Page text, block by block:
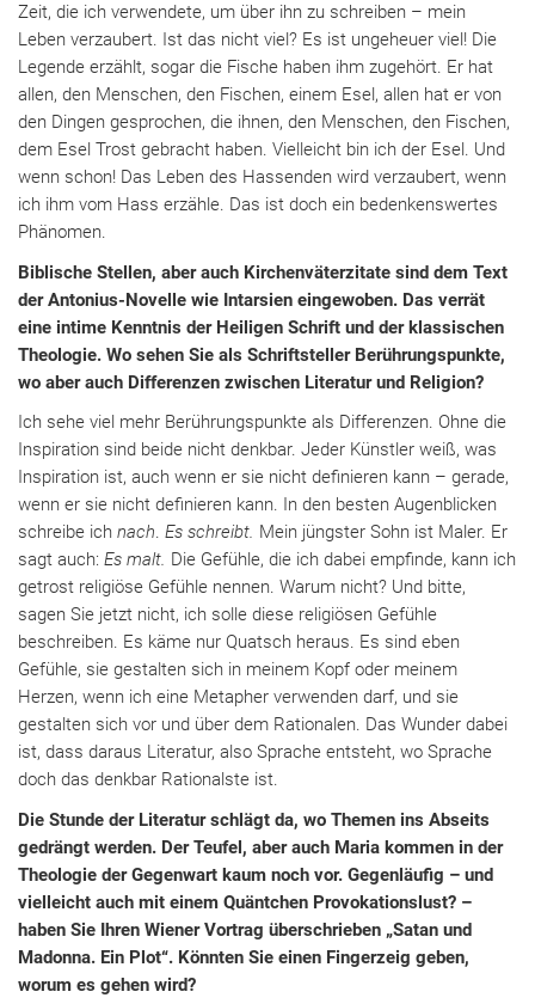
Zeit, die ich verwendete, um über ihn zu schreiben – mein
Leben verzaubert. Ist das nicht viel? Es ist ungeheuer viel! Die
Legende erzählt, sogar die Fische haben ihm zugehört. Er hat
allen, den Menschen, den Fischen, einem Esel, allen hat er von
den Dingen gesprochen, die ihnen, den Menschen, den Fischen,
dem Esel Trost gebracht haben. Vielleicht bin ich der Esel. Und
wenn schon! Das Leben des Hassenden wird verzaubert, wenn
ich ihm vom Hass erzähle. Das ist doch ein bedenkenswertes
Phänomen.
Biblische Stellen, aber auch Kirchenväterzitate sind dem Text
der Antonius-Novelle wie Intarsien eingewoben. Das verrät
eine intime Kenntnis der Heiligen Schrift und der klassischen
Theologie. Wo sehen Sie als Schriftsteller Berührungspunkte,
wo aber auch Differenzen zwischen Literatur und Religion?
Ich sehe viel mehr Berührungspunkte als Differenzen. Ohne die
Inspiration sind beide nicht denkbar. Jeder Künstler weiß, was
Inspiration ist, auch wenn er sie nicht definieren kann – gerade,
wenn er sie nicht definieren kann. In den besten Augenblicken
schreibe ich nach. Es schreibt. Mein jüngster Sohn ist Maler. Er
sagt auch: Es malt. Die Gefühle, die ich dabei empfinde, kann ich
getrost religiöse Gefühle nennen. Warum nicht? Und bitte,
sagen Sie jetzt nicht, ich solle diese religiösen Gefühle
beschreiben. Es käme nur Quatsch heraus. Es sind eben
Gefühle, sie gestalten sich in meinem Kopf oder meinem
Herzen, wenn ich eine Metapher verwenden darf, und sie
gestalten sich vor und über dem Rationalen. Das Wunder dabei
ist, dass daraus Literatur, also Sprache entsteht, wo Sprache
doch das denkbar Rationalste ist.
Die Stunde der Literatur schlägt da, wo Themen ins Abseits
gedrängt werden. Der Teufel, aber auch Maria kommen in der
Theologie der Gegenwart kaum noch vor. Gegenläufig – und
vielleicht auch mit einem Quäntchen Provokationslust? –
haben Sie Ihren Wiener Vortrag überschrieben „Satan und
Madonna. Ein Plot“. Könnten Sie einen Fingerzeig geben,
worum es gehen wird?